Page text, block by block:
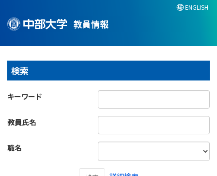
教員情報
ENGLISH
検索
キーワード
教員氏名
職名